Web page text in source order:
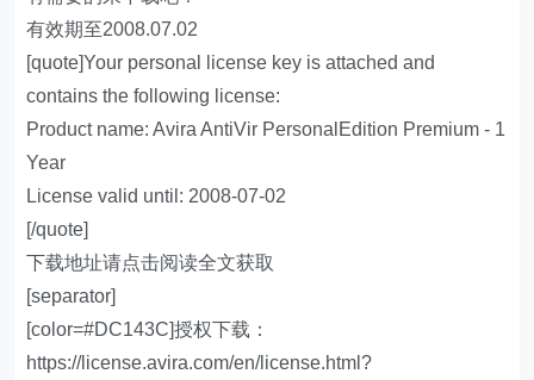
有效期至2008.07.02
[quote]Your personal license key is attached and
contains the following license:
Product name: Avira AntiVir PersonalEdition Premium - 1
Year
License valid until: 2008-07-02
[/quote]
下载地址请点击阅读全文获取
[separator]
[color=#DC143C]授权下载：
https://license.avira.com/en/license.html?